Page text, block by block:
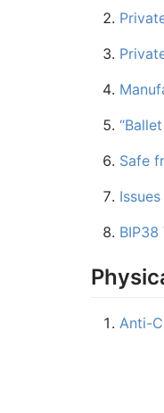
Safe
Anti-